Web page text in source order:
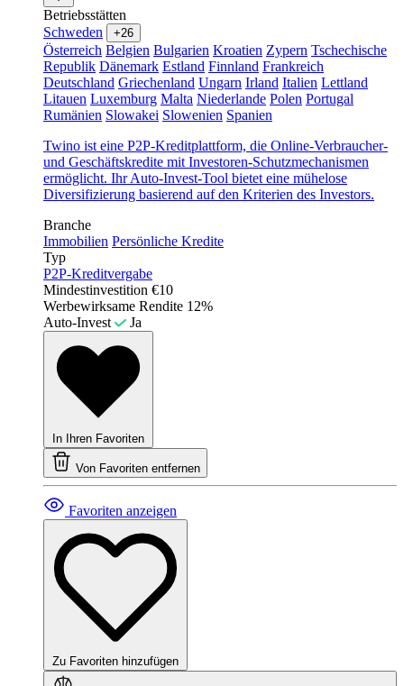
Betriebsstätten
Schweden
+26
Österreich Belgien Bulgarien Kroatien Zypern Tschechische
Republik Dänemark Estland Finnland Frankreich
Deutschland Griechenland Ungarn Irland Italien Lettland
Litauen Luxemburg Malta Niederlande Polen Portugal
Rumänien Slowakei Slowenien Spanien
Twino ist eine P2P-Kreditplattform, die Online-Verbraucher-
und Geschäftskredite mit Investoren-Schutzmechanismen
ermöglicht. Ihr Auto-Invest-Tool bietet eine mühelose
Diversifizierung basierend auf den Kriterien des Investors.
Branche
Immobilien Persönliche Kredite
Typ
P2P-Kreditvergabe
Mindestinvestition €10
Werbewirksame Rendite 12%
Auto-Invest
Ja
In Ihren Favoriten
Von Favoriten entfernen
Favoriten anzeigen
Zu Favoriten hinzufügen